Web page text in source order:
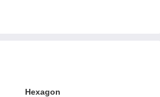
Hexagon